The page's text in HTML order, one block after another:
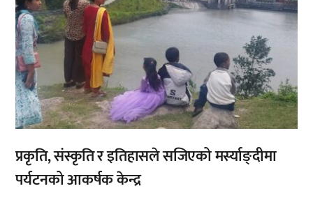
प्रकृति, संस्कृति र इतिहासले सजिएको मर्स्याङ्दीमा
पर्यटनको आकर्षक केन्द्र